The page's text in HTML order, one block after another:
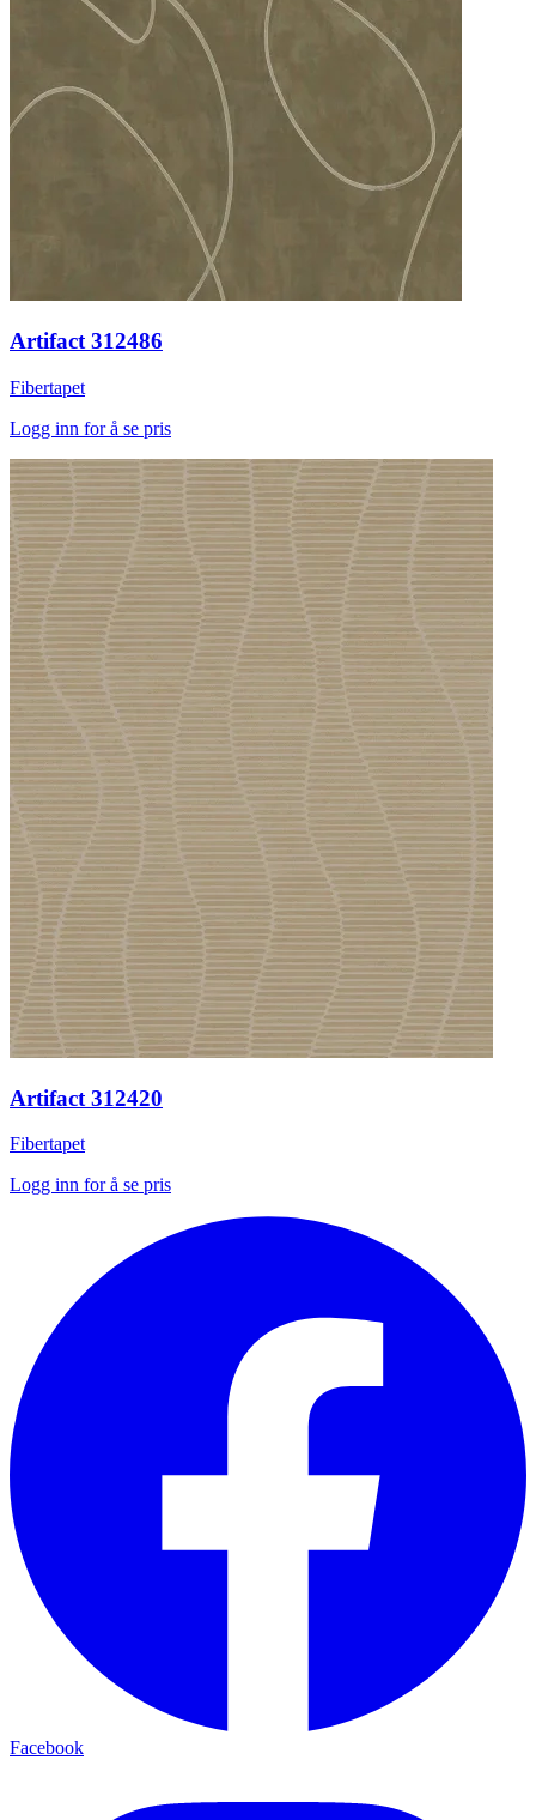
Artifact 312486
Fibertapet
Logg inn for å se pris
Artifact 312420
Fibertapet
Logg inn for å se pris
Facebook